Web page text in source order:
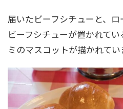
届いたビーフシチューと、ロ
ビーフシチューが置かれて
ミのマスコットが描かれてい